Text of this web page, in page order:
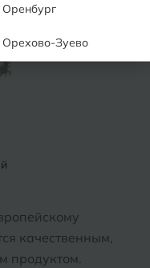
качественным,
продуктом.
Оренбург
Орехово-Зуево
Псков